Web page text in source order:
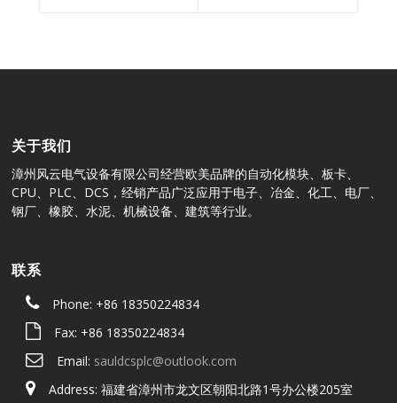
关于我们
漳州风云电气设备有限公司经营欧美品牌的自动化模块、板卡、
CPU、PLC、DCS，经销产品广泛应用于电子、冶金、化工、电厂、
钢厂、橡胶、水泥、机械设备、建筑等行业。
联系
Phone: +86 18350224834
Fax: +86 18350224834
Email: sauldcsplc@outlook.com
Address: 福建省漳州市龙文区朝阳北路1号办公楼205室